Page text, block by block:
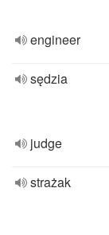
engineer
sędzia
judge
strażak